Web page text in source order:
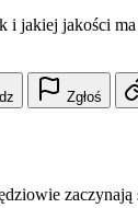
i jakiej jakości ma
Zgłoś
zaczynają